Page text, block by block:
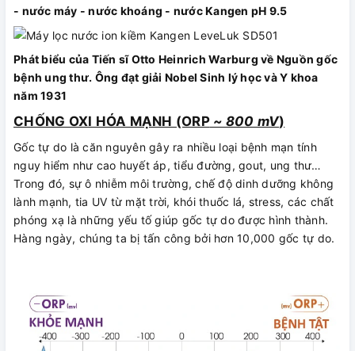
- nước máy - nước khoáng - nước Kangen pH 9.5
Phát biểu của Tiến sĩ Otto Heinrich Warburg về Nguồn gốc
bệnh ung thư. Ông đạt giải Nobel Sinh lý học và Y khoa
năm 1931
CHỐNG OXI HÓA MẠNH (ORP~ 800 mV)
Gốc tự do là căn nguyên gây ra nhiều loại bệnh mạn tính
nguy hiểm như cao huyết áp, tiểu đường, gout, ung thư…
Trong đó, sự ô nhiễm môi trường, chế độ dinh dưỡng không
lành mạnh, tia UV từ mặt trời, khói thuốc lá, stress, các chất
phóng xạ là những yếu tố giúp gốc tự do được hình thành.
Hàng ngày, chúng ta bị tấn công bởi hơn 10,000 gốc tự do.